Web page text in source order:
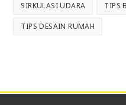
SIRKULASI UDARA TIPS
TIPS DESAIN RUMAH